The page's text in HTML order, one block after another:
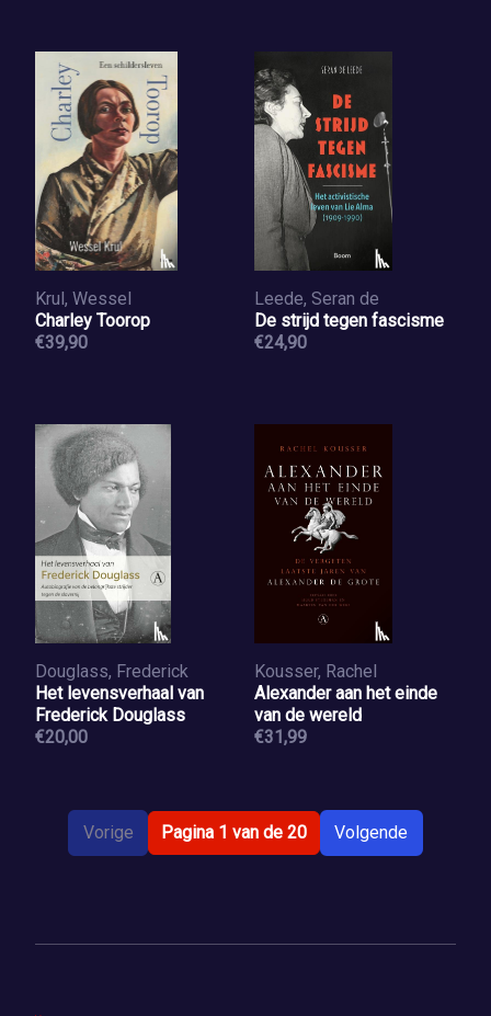
Krul, Wessel
Charley Toorop
€39,90
Leede, Seran de
De strijd tegen fascisme
€24,90
Douglass, Frederick
Het levensverhaal van
Frederick Douglass
€20,00
Kousser, Rachel
Alexander aan het einde
van de wereld
€31,99
Vorige Pagina 1 van de 20 Volgende